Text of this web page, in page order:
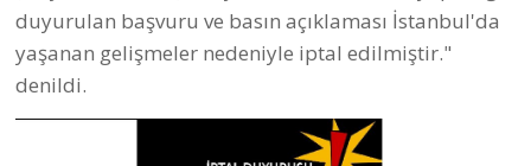
duyurulan başvuru ve basın açıklaması İstanbul'da
yaşanan gelişmeler nedeniyle iptal edilmiştir."
denildi.